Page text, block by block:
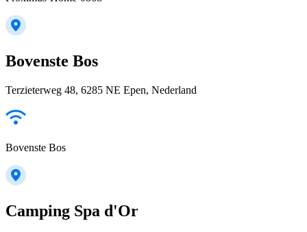
Bovenste Bos
Terzieterweg 48, 6285 NE Epen, Nederland
Bovenste Bos
Camping Spa d'Or